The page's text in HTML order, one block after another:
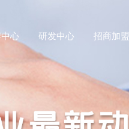
心 研发中心 招商加盟